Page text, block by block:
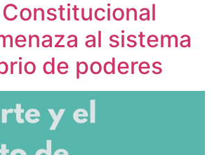
al sistema
de poderes